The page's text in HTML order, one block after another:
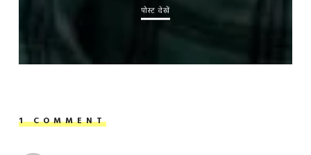
पोस्ट देखें
1 COMMENT